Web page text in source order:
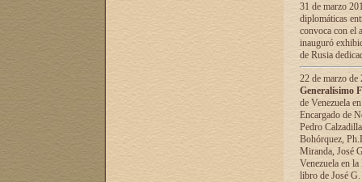
31 de marzo
diplomáticas
convoca con el
inauguró
de Rusia
22 de marzo
Generalísimo
de Venezuela
Encargado de
Pedro
Bohórquez,
Miranda, José
Venezuela en
libro de José